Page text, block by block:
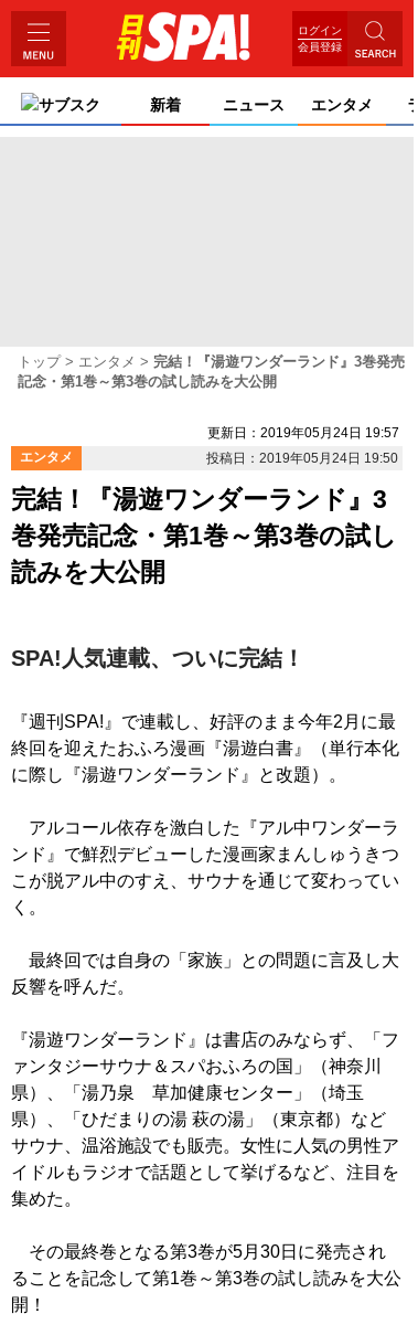
ログイン
会員登録
サブスク 新着 ニュース エンタメ
トップ エンタメ
完結！『湯遊ワンダーランド』3巻発売
記念・第1巻～第3巻の試し読みを大公開
更新日：2019年05月24日 19:57
エンタメ
投稿日：2019年05月24日 19:50
完結！『湯遊ワンダーランド』3
巻発売記念・第1巻～第3巻の試し
読みを大公開
SPA!人気連載、ついに完結！
『週刊SPA!』で連載し、好評のまま今年2月に最
終回を迎えたおふろ漫画『湯遊白書』（単行本化
に際し『湯遊ワンダーランド』と改題）。
アルコール依存を激白した『アル中ワンダーラ
ンド』で鮮烈デビューした漫画家まんしゅうきつ
こが脱アル中のすえ、サウナを通じて変わってい
く。
最終回では自身の「家族」との問題に言及し大
反響を呼んだ。
『湯遊ワンダーランド』は書店のみならず、「フ
ァンタジーサウナ＆スパおふろの国」（神奈川
県）、「湯乃泉 草加健康センター」（埼玉
県）、「ひだまりの湯 萩の湯」（東京都）など
サウナ、温浴施設でも販売。女性に人気の男性ア
イドルもラジオで話題として挙げるなど、注目を
集めた。
その最終巻となる第3巻が5月30日に発売され
ることを記念して第1巻～第3巻の試し読みを大公
開！